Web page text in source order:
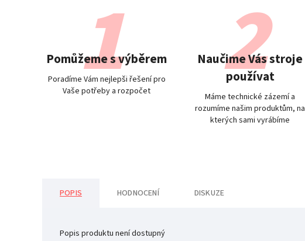
Pomůžeme s výběrem
Poradíme Vám nejlepši řešení pro
Vaše potřeby a rozpočet
Naučime Vás stroje
používat
Máme technické zázemí a
rozumíme našim produktům, na
kterých sami vyrábíme
POPIS HODNOCENÍ DISKUZE
Popis produktu není dostupný